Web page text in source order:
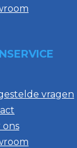
vragen
ons